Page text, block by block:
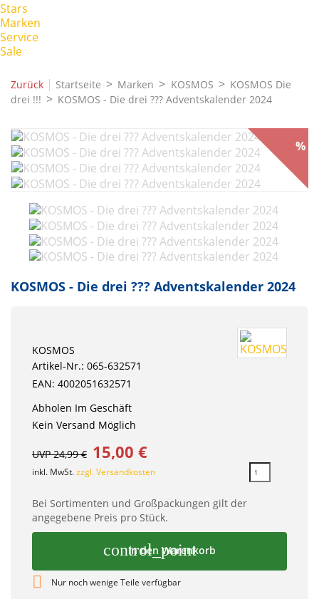
Stars
Marken
Service
Sale
Zurück | Startseite Marken KOSMOS
KOSMOS Die
drei !!!
KOSMOS - Die drei ??? Adventskalender 2024
%
KOSMOS - Die drei ??? Adventskalender 2024
KOSMOS
Artikel-Nr.: 065-632571
EAN: 4002051632571
Abholen Im Geschäft
Kein Versand Möglich
UVP 24,99 € 15,00 €
inkl. MwSt.zzgl. Versandkosten
Bei Sortimenten und Großpackungen gilt der
angegebene Preis pro Stück.
control_point
In den Warenkorb
 Nur noch wenige Teile verfügbar